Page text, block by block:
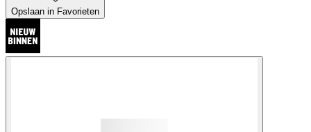
Opslaan in Favorieten